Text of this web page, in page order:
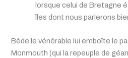
lorsque celui de Bretagne
îles dont nous parlerons
Bède le vénérable lui emboîte le
Monmouth (qui la repeuple de